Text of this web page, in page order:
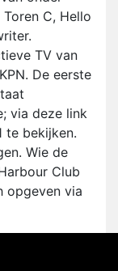
C, Hello
TV van
De eerste
via deze link
te bekijken.
Wie de
Club
opgeven via